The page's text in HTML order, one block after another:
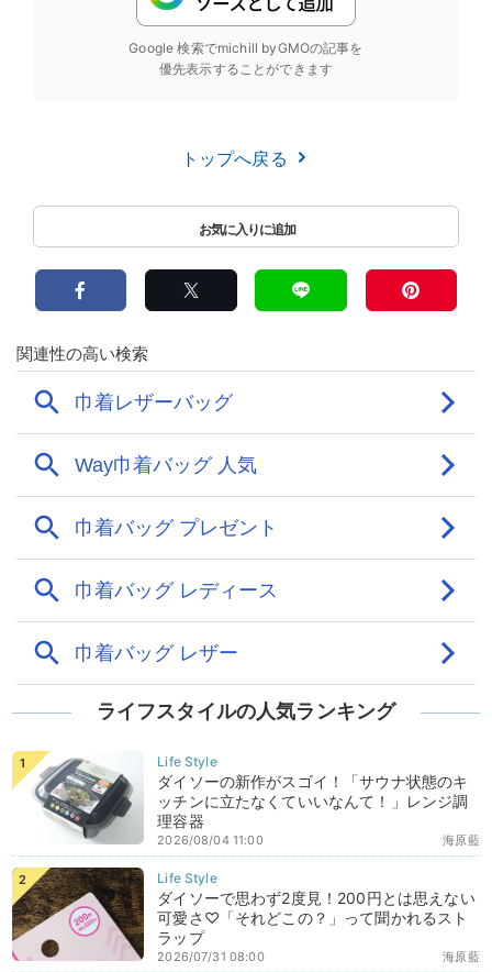
Google 検索でmichill byGMOの記事を
優先表示することができます
トップへ戻る
ライフスタイルの人気ランキング
ダイソーの新作がスゴイ！「サウナ状態のキ
ッチンに立たなくていいなんて！」レンジ調
理容器
海原藍
2026/08/04 11:00
ダイソーで思わず2度見！200円とは思えない
可愛さ♡「それどこの？」って聞かれるスト
ラップ
海原藍
2026/07/31 08:00